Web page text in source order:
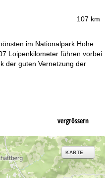
107 km
im Nationalpark Hohe
Loipenkilometer führen vorbei
der guten Vernetzung der
vergrössern
KARTE